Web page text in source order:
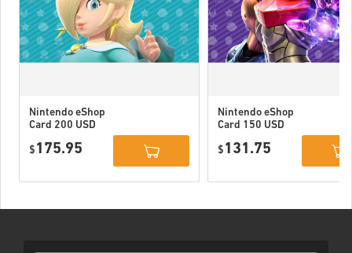
Nintendo eShop
Card 200 USD
$ 175.95
Nintendo eShop
Card 150 USD
$ 131.75